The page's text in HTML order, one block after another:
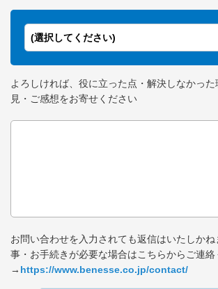
(選択してください)
よろしければ、役に立った点・解決しなかっ
見・ご感想をお寄せください
お問い合わせを入力されても返信はいたしかね
事・お手続きが必要な場合はこちらからご連絡
→ https://www.benesse.co.jp/contact/